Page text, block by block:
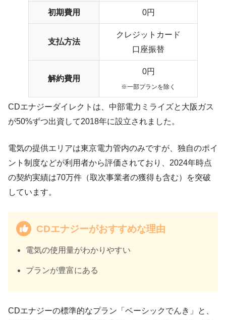
初期費用 0円
支払方法
クレジットカード
口座振替
解約費用
0円
※一部プランを除く
CDエナジーダイレクトは、中部電力ミライズと大阪ガス
が50%ずつ出資して2018年に設立されました。
電気の提供エリアは東京電力管内のみですが、独自のポイ
ント制度などが利用者から評価されており、2024年時点
の契約実績は70万件（取次事業者の獲得も含む）を突破
しています。
CDエナジーがおすすめな理由
電気の使用量がわかりやすい
プランが豊富にある
CDエナジーの標準的なプラン「ベーシックでんき」と、